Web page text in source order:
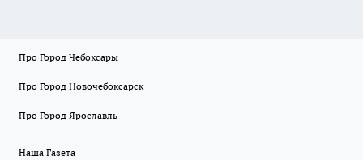
Про Город Чебоксары
Про Город Новочебоксарск
Про Город Ярославль
Наша Газета